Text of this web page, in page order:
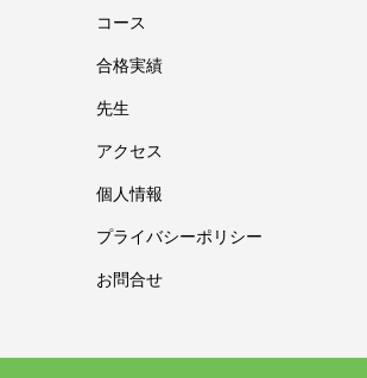
コース
合格実績
先生
アクセス
個人情報
プライバシーポリシー
お問合せ